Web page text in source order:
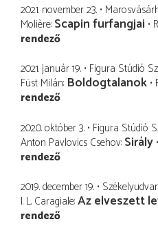
2021. november 23.
Molière Scapin furfangjai
rendező
2021. január 19. Figura Stúdió
Füst Milán Boldogtalanok
rendező
2020. október 3. Figura Stúdió
Anton Pavlovics Csehov Sirály
rendező
2019. december 19.
I. L. Caragiale Az elveszett
rendező